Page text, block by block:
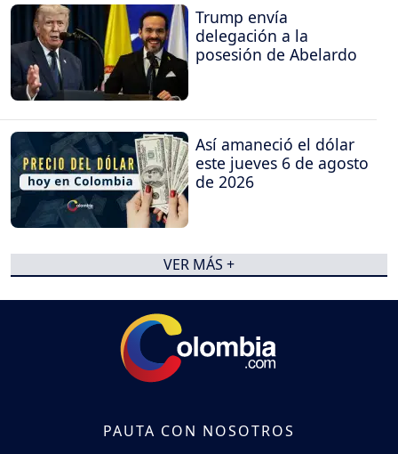
Trump envía
delegación a la
posesión de Abelardo
Así amaneció el dólar
este jueves 6 de agosto
de 2026
VER MÁS +
PAUTA CON NOSOTROS